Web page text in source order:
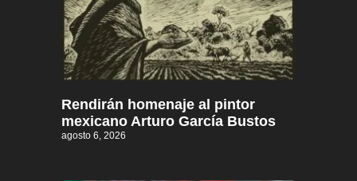
Rendirán homenaje al pintor
mexicano Arturo García Bustos
agosto 6, 2026